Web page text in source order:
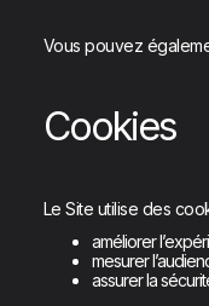
Vous pouvez
Cookies
Le Site utilise des
améliorer
mesurer
assurer la